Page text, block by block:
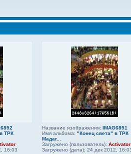
ТРК
16:03
Название изображения: IMAG6851
Имя альбома: "Конец света" в ТРК
Мадаг...
Загружено (пользователь): Activator
Загружено (дата): 24 дек 2012,